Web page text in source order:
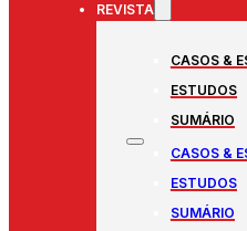
REVISTA
CASOS &
ESTUDOS
SUMÁRIO
CASOS &
ESTUDOS
SUMÁRIO